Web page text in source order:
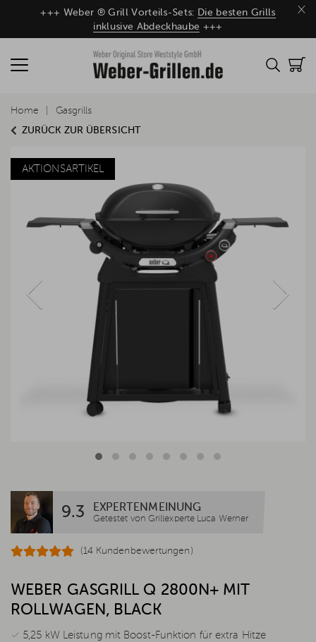
×
+++ Weber ® Grill Vorteils-Sets: Die besten Grills
inklusive Abdeckhaube +++
ZURÜCK ZUR ÜBERSICHT
Home Gasgrills
AKTIONSARTIKEL
9.3 EXPERTENMEINUNG
Getestet von Grillexperte Luca Werner
(14 Kundenbewertungen)
WEBER GASGRILL Q 2800N+ MIT
ROLLWAGEN, BLACK
✓ 5,25 kW Leistung mit Boost-Funktion für extra Hitze